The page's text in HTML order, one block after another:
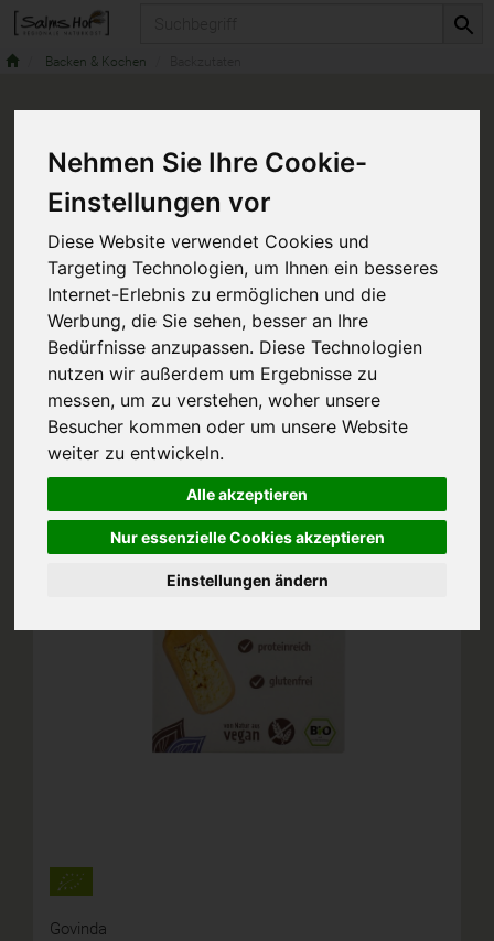
Nehmen Sie Ihre Cookie-
Einstellungen vor
Diese Website verwendet Cookies und
Targeting Technologien, um Ihnen ein besseres
Internet-Erlebnis zu ermöglichen und die
Werbung, die Sie sehen, besser an Ihre
Bedürfnisse anzupassen. Diese Technologien
nutzen wir außerdem um Ergebnisse zu
messen, um zu verstehen, woher unsere
Besucher kommen oder um unsere Website
weiter zu entwickeln.
Alle akzeptieren
Nur essenzielle Cookies akzeptieren
Einstellungen ändern
Backen & Kochen
Govinda